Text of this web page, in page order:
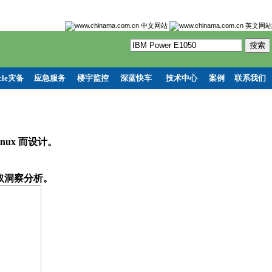
灾备 应急服务 楼宇监控 深蓝快车 技术中心 案例 联系我们
而设计。